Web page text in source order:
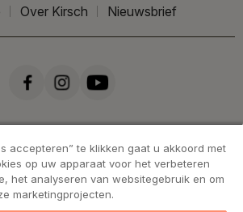
Over Kirsch Nieuwsbrief
accepteren” te klikken gaat u akkoord met
op uw apparaat voor het verbeteren
het analyseren van websitegebruik en om
marketingprojecten.